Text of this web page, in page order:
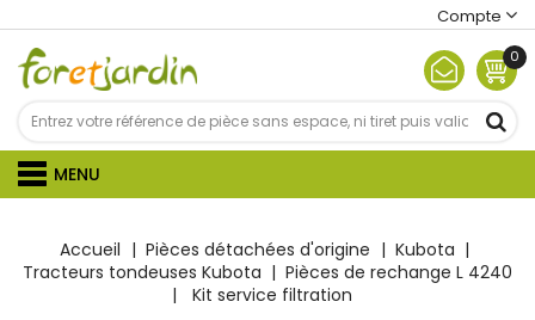
Compte
0
MENU
Accueil Pièces détachées d'origine
Kubota
Tracteurs tondeuses Kubota
Pièces de rechange L 4240
Kit service filtration